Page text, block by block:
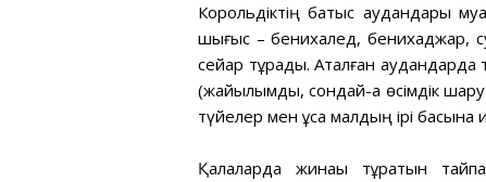
Корольдіктің батыс аудандары
шығыс – бенихалед, бенихаджар,
сейар тұрады. Аталған аудандарда
(жайылымдық, сондай-ақ өсімдік
түйелер мен ұсақ малдың ірі басына
Қалаларда жинақы тұратын